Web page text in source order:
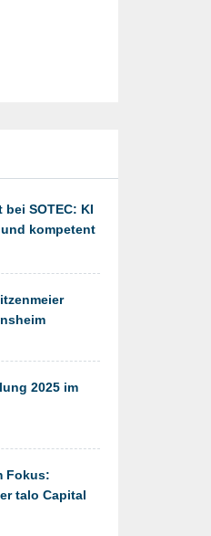
SOTEC: KI
kompetent
2025 im
Fokus:
talo Capital